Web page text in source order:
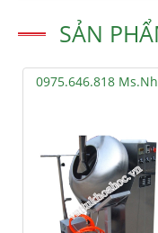
SẢN
0975.646.818